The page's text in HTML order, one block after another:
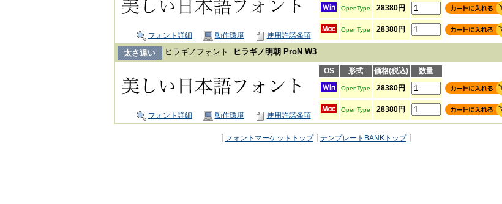
OpenType 28380円
OpenType 28380円
フォント詳細 動作環境 使用許諾条項
太さ違い ヒラギノフォント ヒラギノ明朝 ProN W3
OS 形式 価格(税込) 数量
OpenType 28380円
OpenType 28380円
フォント詳細 動作環境 使用許諾条項
フォントマーケットトップ| テンプレートBANKトップ|